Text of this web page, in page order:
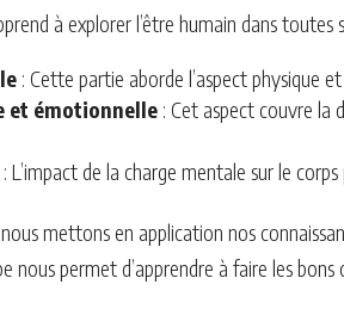
à explorer l’être humain dans toutes
: Cette partie aborde l’aspect physique
et émotionnelle : Cet aspect couvre la
: L’impact de la charge mentale sur le
mettons en application nos
permet d’apprendre à faire les